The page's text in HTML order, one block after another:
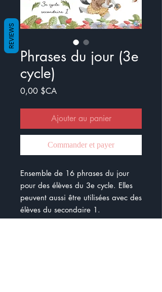
Phrases du jour (3e
cycle)
0,00 $CAPrix
Ajouter au panier
Commander et payer
Ensemble de 16 phrases du jour
pour des élèves du 3e cycle. Elles
peuvent aussi être utilisées avec des
élèves du secondaire 1.
REVIEWS